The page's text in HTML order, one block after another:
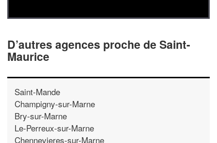
D’autres agences proche de Saint-
Maurice
Saint-Mande
Champigny-sur-Marne
Bry-sur-Marne
Le-Perreux-sur-Marne
Chennevieres-sur-Marne